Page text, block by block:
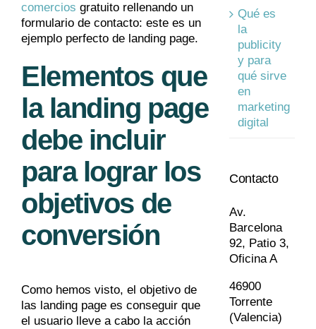
comercios gratuito rellenando un
formulario de contacto: este es un
ejemplo perfecto de landing page.
Elementos que
la landing page
debe incluir
para lograr los
objetivos de
conversión
Como hemos visto, el objetivo de
las landing page es conseguir que
el usuario lleve a cabo la acción
Qué es
la
publicity
y para
qué sirve
en
marketing
digital
Contacto
Av.
Barcelona
92, Patio 3,
Oficina A
46900
Torrente
(Valencia)